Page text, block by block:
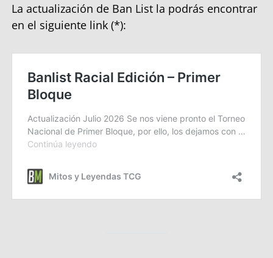
La actualización de Ban List la podrás encontrar
en el siguiente link (*):